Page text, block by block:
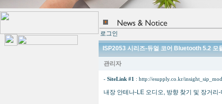
로그인
ISP2053 시리즈-듀얼 코어 Bluetooth 5.2 모
관리자
- SiteLink #1 : http://esupply.co.kr/
내장 안테나-LE 오디오, 방향 찾기 및 장거리